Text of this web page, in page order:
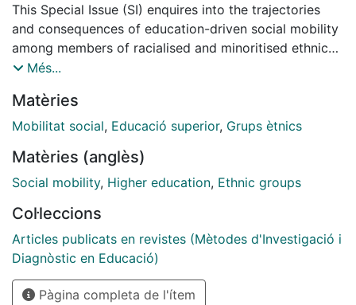
This Special Issue (SI) enquires into the trajectories
and consequences of education-driven social mobility
among members of racialised and minoritised ethnic
groups in a variety of geographical settings. It
minority mobility path that are typical for many
racialised minorities in different social contexts – from
to Western Europe and North America. Through
analyses of the personal experiences of (potential)
SI explore what schooling and educational mobility
involves for those who belong to discriminated against
and minoritised groups. What costs, both hidden and
more apparent, does their education-driven mobility
impose on them? Is education indeed a vehicle for
Més...
Matèries
Mobilitat social, Educació superior, Grups ètnics
Matèries (anglès)
Social mobility, Higher education, Ethnic groups
Col·leccions
Articles publicats en revistes (Mètodes d'Investigació i
Diagnòstic en Educació)
Pàgina completa de l'ítem